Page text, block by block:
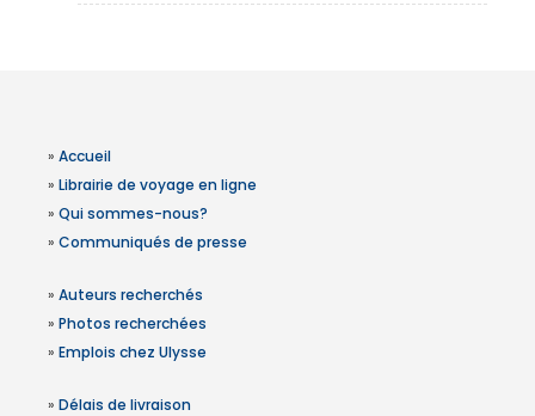
» Accueil
» Librairie de voyage en ligne
» Qui sommes-nous?
» Communiqués de presse
» Auteurs recherchés
» Photos recherchées
» Emplois chez Ulysse
» Délais de livraison